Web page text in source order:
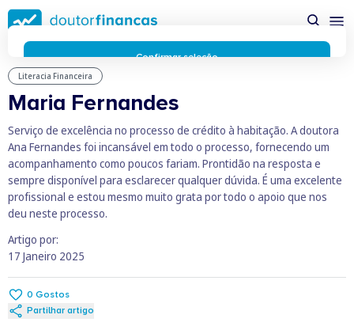
Saltar
para
conteúdo
principal
Literacia Financeira
Maria Fernandes
Serviço de excelência no processo de crédito à habitação. A doutora
Ana Fernandes foi incansável em todo o processo, fornecendo um
acompanhamento como poucos fariam. Prontidão na resposta e
sempre disponível para esclarecer qualquer dúvida. É uma excelente
profissional e estou mesmo muito grata por todo o apoio que nos
deu neste processo.
Artigo por:
17 Janeiro 2025
0 Gostos
Partilhar artigo
possível enquanto utilizador do portal Doutor Finanças e
personalizar conteúdos e anúncios.
Saiba mais sobre as
funcionalidades dos cookiesaqui.
Respeitamos a sua privacidade e estamos comprometidos com
a transparência no uso de cookies no nosso website. Não
recolhemos, processamos ou armazenamos quaisquer dados
pessoais através de cookies durante a navegação normal no
nosso website.
Os cookies utilizados no nosso website são limitados a cookies
essenciais e funcionais que melhoram o desempenho do site e
a experiência do utilizador. Estes cookies não contêm
informações pessoalmente identificáveis e não rastreiam a
sua atividade fora do nosso site. Conheça a nossa
Política de
O business.safety.google usa cookies da Google para oferecer
os respetivos serviços, melhorar a qualidade destes e analisar
o tráfego.Saiba mais.
Cookies estritamente necessários
Cookies para estatística
Confirmar seleção